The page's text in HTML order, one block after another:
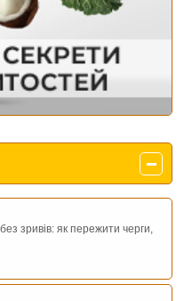
зривів: як пережити черги,